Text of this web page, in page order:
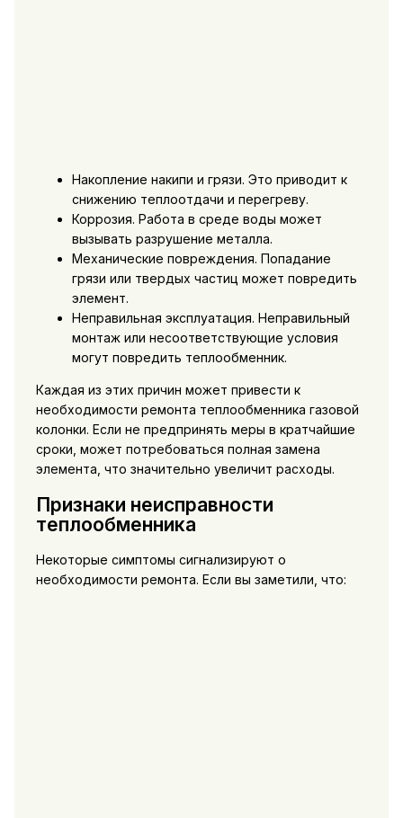
Накопление накипи и грязи. Это приводит к
снижению теплоотдачи и перегреву.
Коррозия. Работа в среде воды может
вызывать разрушение металла.
Механические повреждения. Попадание
грязи или твердых частиц может повредить
элемент.
Неправильная эксплуатация. Неправильный
монтаж или несоответствующие условия
могут повредить теплообменник.
Каждая из этих причин может привести к
необходимости ремонта теплообменника газовой
колонки. Если не предпринять меры в кратчайшие
сроки, может потребоваться полная замена
элемента, что значительно увеличит расходы.
Признаки неисправности
теплообменника
Некоторые симптомы сигнализируют о
необходимости ремонта. Если вы заметили, что: